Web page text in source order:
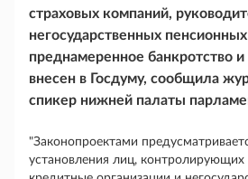
страховых компаний,
негосударственных
преднамеренное банкротство
внесен в Госдуму, сообщила
спикер нижней палаты
"Законопроектами
установления лиц, контролирующих